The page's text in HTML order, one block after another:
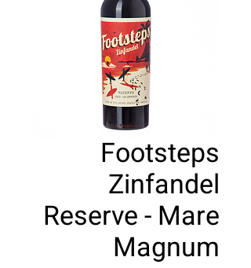
Footsteps
Zinfandel
Reserve - Mare
Magnum